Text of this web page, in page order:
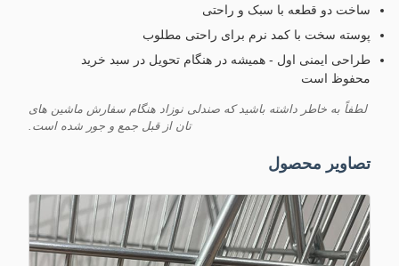
ساخت دو قطعه با سبک و راحتی
پوسته سخت با کمد نرم برای راحتی مطلوب
طراحی ایمنی اول - همیشه در هنگام تحویل در سبد خرید
محفوظ است
لطفاً به خاطر داشته باشید که صندلی نوزاد هنگام سفارش ماشین های
تان از قبل جمع و جور شده است.
تصاویر محصول